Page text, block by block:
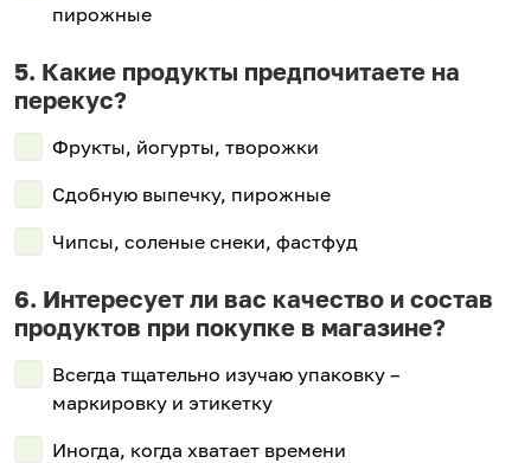
пирожные
Какие продукты предпочитаете на
перекус?
Фрукты, йогурты, творожки
Сдобную выпечку, пирожные
Чипсы, соленые снеки, фастфуд
Интересует ли вас качество и состав
продуктов при покупке в магазине?
Всегда тщательно изучаю упаковку –
маркировку и этикетку
Иногда, когда хватает времени